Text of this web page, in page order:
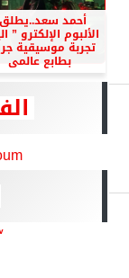
أحمد
الألبوم الإلكترو ”
تجربة موسيقية
بطابع عالمى